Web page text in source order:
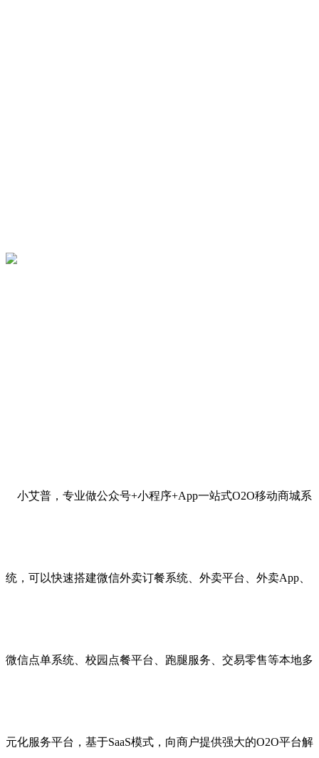
小艾普，专业做公众号+小程序+App一站式O2O移动商城系
统，可以快速搭建微信外卖订餐系统、外卖平台、外卖App、
微信点单系统、校园点餐平台、跑腿服务、交易零售等本地多
元化服务平台，基于SaaS模式，向商户提供强大的O2O平台解